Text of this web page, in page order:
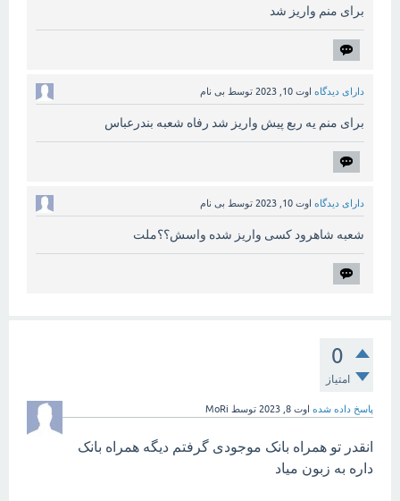
برای منم واریز شد
دارای دیدگاه اوت 10, 2023 توسط بی نام
برای منم یه ربع پیش واریز شد رفاه شعبه بندرعباس
دارای دیدگاه اوت 10, 2023 توسط بی نام
شعبه شاهرود کسی واریز شده واسش؟؟ملت
0
امتیاز
پاسخ داده شده اوت 8, 2023 توسط MoRi
انقدر تو همراه بانک موجودی گرفتم دیگه همراه بانک
داره به زبون میاد